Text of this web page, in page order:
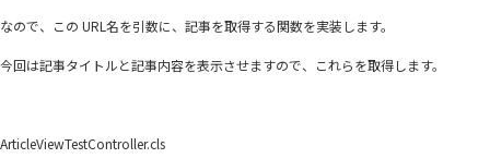
なので、この URL名を引数に、記事を取得する関数を実装します。
今回は記事タイトルと記事内容を表示させますので、これらを取得します。
ArticleViewTestController.cls